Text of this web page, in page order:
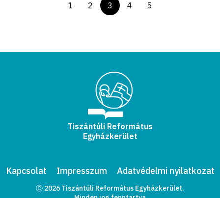
1 2 3 4 5
Tiszántúli Református
Egyházkerület
Kapcsolat Impresszum Adatvédelmi nyilatkozat
Ⓒ 2026 Tiszántúli Református Egyházkerület.